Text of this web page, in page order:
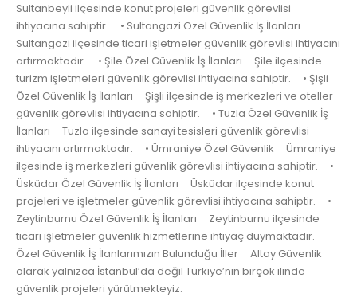
Sultanbeyli ilçesinde konut projeleri güvenlik görevlisi
ihtiyacına sahiptir. • Sultangazi Özel Güvenlik İş İlanları
Sultangazi ilçesinde ticari işletmeler güvenlik görevlisi ihtiyacını
artırmaktadır. • Şile Özel Güvenlik İş İlanları Şile ilçesinde
turizm işletmeleri güvenlik görevlisi ihtiyacına sahiptir. • Şişli
Özel Güvenlik İş İlanları Şişli ilçesinde iş merkezleri ve oteller
güvenlik görevlisi ihtiyacına sahiptir. • Tuzla Özel Güvenlik İş
İlanları Tuzla ilçesinde sanayi tesisleri güvenlik görevlisi
ihtiyacını artırmaktadır. • Ümraniye Özel Güvenlik Ümraniye
ilçesinde iş merkezleri güvenlik görevlisi ihtiyacına sahiptir. •
Üsküdar Özel Güvenlik İş İlanları Üsküdar ilçesinde konut
projeleri ve işletmeler güvenlik görevlisi ihtiyacına sahiptir. •
Zeytinburnu Özel Güvenlik İş İlanları Zeytinburnu ilçesinde
ticari işletmeler güvenlik hizmetlerine ihtiyaç duymaktadır.
Özel Güvenlik İş İlanlarımızın Bulunduğu İller Altay Güvenlik
olarak yalnızca İstanbul’da değil Türkiye’nin birçok ilinde
güvenlik projeleri yürütmekteyiz.